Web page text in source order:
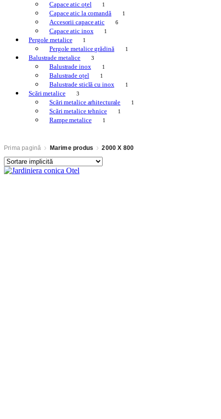
Capace atic oțel 1
Capace atic la comandă 1
Accesorii capace atic 6
Capace atic inox 1
Pergole metalice 1
Pergole metalice grădină 1
Balustrade metalice 3
Balustrade inox 1
Balustrade oțel 1
Balustrade sticlă cu inox 1
Scări metalice 3
Scări metalice arhitecturale 1
Scări metalice tehnice 1
Rampe metalice 1
Prima pagină Marime produs 2000 X 800